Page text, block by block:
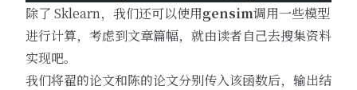
除了 Sklearn，我们还可以使用gensim调用一些模型
进行计算，考虑到文章篇幅，就由读者自己去搜集资料
实现吧。
我们将翟的论文和陈的论文分别传入该函数后，输出结